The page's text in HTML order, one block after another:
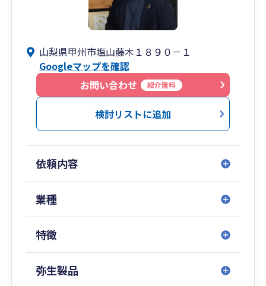
山梨県甲州市塩山藤木１８９０－１
Googleマップを確認
お問い合わせ
紹介無料
検討リストに追加
依頼内容
業種
特徴
弥生製品